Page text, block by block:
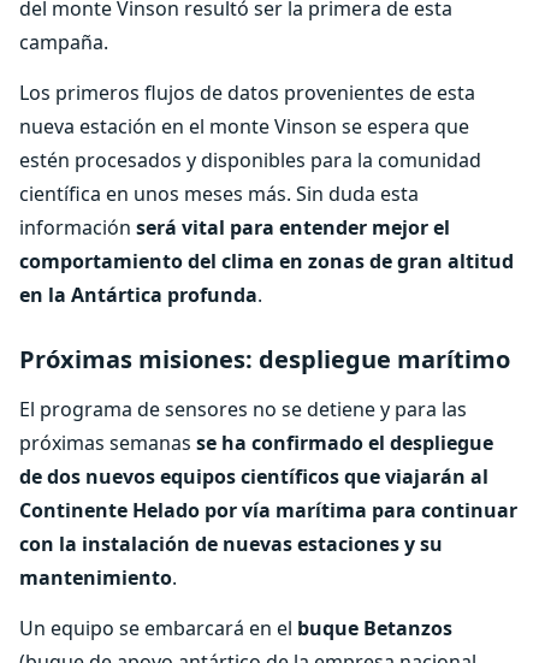
del monte Vinson resultó ser la primera de esta
campaña.
Los primeros flujos de datos provenientes de esta
nueva estación en el monte Vinson se espera que
estén procesados y disponibles para la comunidad
científica en unos meses más. Sin duda esta
información será vital para entender mejor el
comportamiento del clima en zonas de gran altitud
en la Antártica profunda.
Próximas misiones: despliegue marítimo
El programa de sensores no se detiene y para las
próximas semanas se ha confirmado el despliegue
de dos nuevos equipos científicos que viajarán al
Continente Helado por vía marítima para continuar
con la instalación de nuevas estaciones y su
mantenimiento.
Un equipo se embarcará en el buque Betanzos